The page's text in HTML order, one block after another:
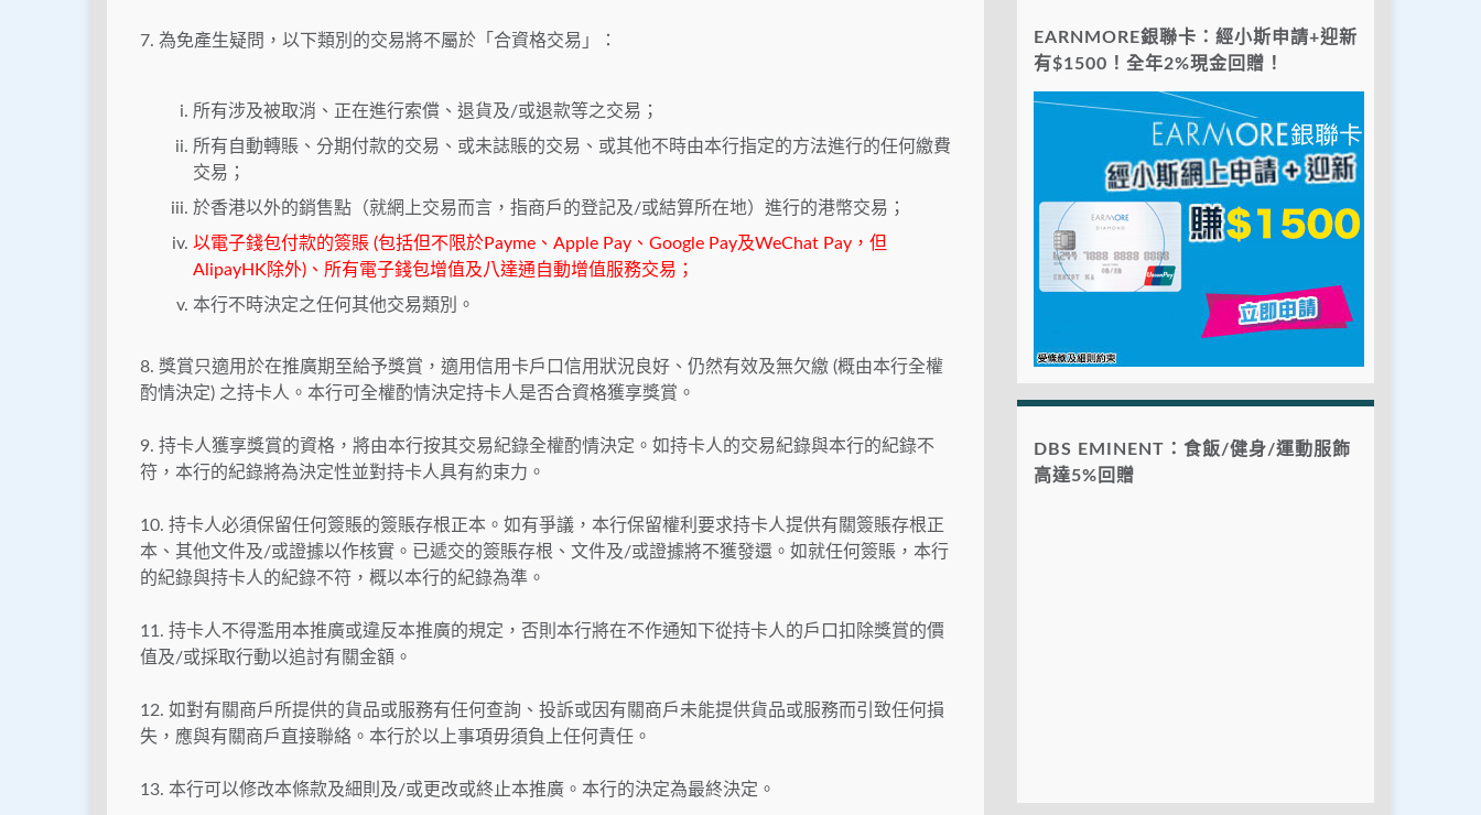
7. 為免產生疑問，以下類別的交易將不屬於「合資格交易」：
所有涉及被取消、正在進行索償、退貨及/或退款等之交易；
所有自動轉賬、分期付款的交易、或未誌賬的交易、或其他不時由本行指定的方法進行的任何繳費
交易；
於香港以外的銷售點（就網上交易而言，指商戶的登記及/或結算所在地）進行的港幣交易；
以電子錢包付款的簽賬 (包括但不限於Payme、Apple Pay、Google Pay及WeChat Pay，但
AlipayHK除外)、所有電子錢包增值及八達通自動增值服務交易；
本行不時決定之任何其他交易類別。
8. 獎賞只適用於在推廣期至給予獎賞，適用信用卡戶口信用狀況良好、仍然有效及無欠繳 (概由本行全權
酌情決定) 之持卡人。本行可全權酌情決定持卡人是否合資格獲享獎賞。
9. 持卡人獲享獎賞的資格，將由本行按其交易紀錄全權酌情決定。如持卡人的交易紀錄與本行的紀錄不
符，本行的紀錄將為決定性並對持卡人具有約束力。
10. 持卡人必須保留任何簽賬的簽賬存根正本。如有爭議，本行保留權利要求持卡人提供有關簽賬存根正
本、其他文件及/或證據以作核實。已遞交的簽賬存根、文件及/或證據將不獲發還。如就任何簽賬，本行
的紀錄與持卡人的紀錄不符，概以本行的紀錄為準。
11. 持卡人不得濫用本推廣或違反本推廣的規定，否則本行將在不作通知下從持卡人的戶口扣除獎賞的價
值及/或採取行動以追討有關金額。
12. 如對有關商戶所提供的貨品或服務有任何查詢、投訴或因有關商戶未能提供貨品或服務而引致任何損
失，應與有關商戶直接聯絡。本行於以上事項毋須負上任何責任。
13. 本行可以修改本條款及細則及/或更改或終止本推廣。本行的決定為最終決定。
EARNMORE銀聯卡：經小斯申請+迎新
有$1500！全年2%現金回贈！
DBS EMINENT：食飯/健身/運動服飾
高達5%回贈